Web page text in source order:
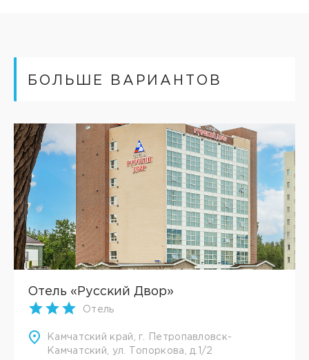
БОЛЬШЕ ВАРИАНТОВ
Отель «Русский Двор»
Отель
Камчатский край, г. Петропавловск-
Камчатский, ул. Топоркова, д.1/2